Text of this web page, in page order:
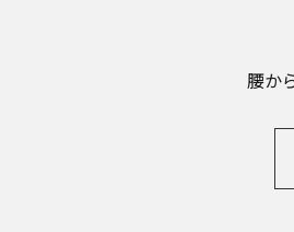
腰か